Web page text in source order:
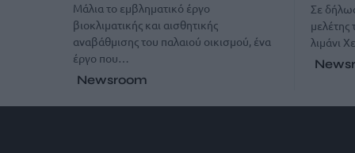
Μάλια το εμβληματικό έργο
βιοκλιματικής και αισθητικής
αναβάθμισης του παλαιού οικισμού, ένα
έργο που…
Newsroom
Σε
λιμάνι